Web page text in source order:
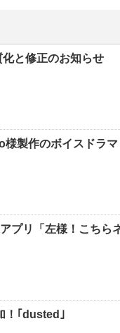
と修正のお知らせ
製作のボイスドラ
プリ「左様！こちら
！｢dusted｣